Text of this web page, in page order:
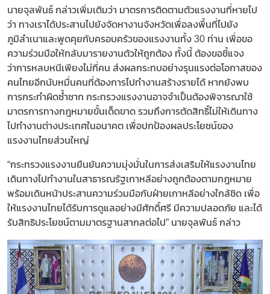
นายจุลพันธ์ กล่าวเพิ่มเติมว่า มาตรการติดตามตัวแรงงานที่หายไป
ว่า ทางเราได้ประสานไปยังจัดหางานจังหวัดเพื่อลงพื้นที่ไปยัง
ภูมิลำเนาและพูดคุยกับครอบครัวของแรงงานทั้ง 30 ท่าน เพื่อขอ
ความร่วมมือให้กลับมารายงานตัวให้ถูกต้อง ทั้งนี้ ต้องขอชี้แจง
ว่าการหลบหนีเพียงไม่กี่คน ส่งผลกระทบอย่างรุนแรงต่อโอกาสของ
คนไทยอีกนับหมื่นคนที่ต้องการไปทำงานสร้างรายได้ หากยังพบ
การกระทำผิดซ้ำซาก กระทรวงแรงงานอาจจำเป็นต้องพิจารณาใช้
มาตรการทางกฎหมายขั้นเด็ดขาด รวมถึงการตัดสิทธิ์ไม่ให้เดินทาง
ไปทำงานต่างประเทศในอนาคต เพื่อปกป้องผลประโยชน์ของ
แรงงานไทยส่วนใหญ่
“กระทรวงแรงงานยืนยันความมุ่งมั่นในการส่งเสริมให้แรงงานไทย
เดินทางไปทำงานในสาธารณรัฐเกาหลีอย่างถูกต้องตามกฎหมาย
พร้อมเดินหน้าประสานความร่วมมือกับฝ่ายเกาหลีอย่างใกล้ชิด เพื่อ
ให้แรงงานไทยได้รับการดูแลอย่างมีศักดิ์ศรี มีความปลอดภัย และได้
รับสิทธิประโยชน์ตามมาตรฐานสากลต่อไป” นายจุลพันธ์ กล่าว